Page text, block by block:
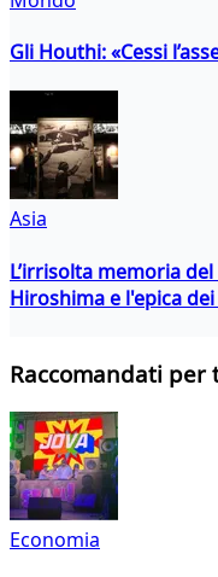
Gli Houthi: «Cessi
Asia
L’irrisolta memoria
Hiroshima e l'epica
Raccomandati per
Economia